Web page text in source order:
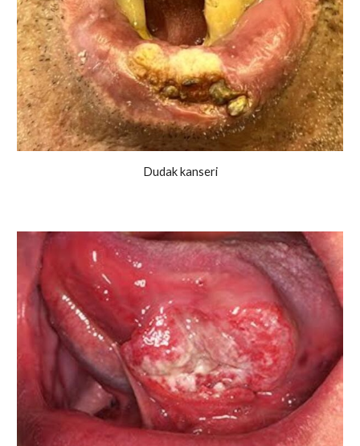
Dudak kanseri